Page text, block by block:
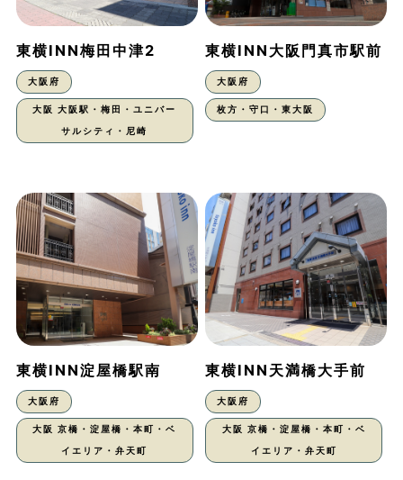
東横INN梅田中津2
大阪府
大阪 大阪駅・梅田・ユニバー
サルシティ・尼崎
東横INN大阪門真市駅前
大阪府
枚方・守口・東大阪
東横INN淀屋橋駅南
大阪府
大阪 京橋・淀屋橋・本町・ベ
イエリア・弁天町
東横INN天満橋大手前
大阪府
大阪 京橋・淀屋橋・本町・ベ
イエリア・弁天町